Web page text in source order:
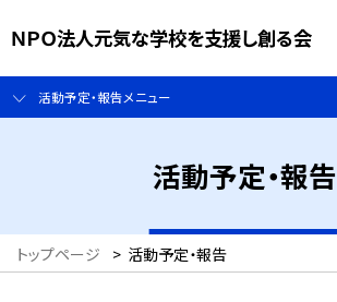
ＮＰＯ法人元気な学校を支援し創る会
活動予定・報告メニュー
活動予定・報告
トップページ > 活動予定・報告